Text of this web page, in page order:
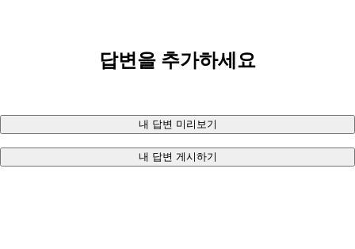
답변을 추가하세요
내 답변 미리보기
내 답변 게시하기